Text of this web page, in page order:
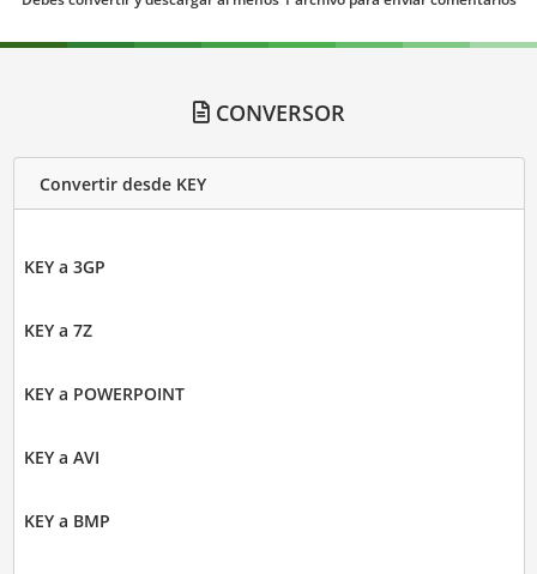
CONVERSOR
Convertir desde KEY
KEY a 3GP
KEY a 7Z
KEY a POWERPOINT
KEY a AVI
KEY a BMP